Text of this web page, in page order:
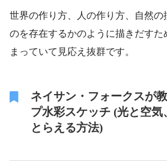
世界の作り方、人の作り方、自然の
のを存在するかのように描きだす
まっていて見応え抜群です。
ネイサン・フォークスが
プ水彩スケッチ (光と空気
とらえる方法)